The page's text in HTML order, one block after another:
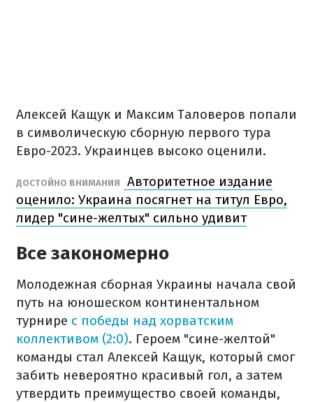
Алексей Кащук и Максим Таловеров попали
в символическую сборную первого тура
Евро-2023. Украинцев высоко оценили.
ДОСТОЙНО ВНИМАНИЯ
Авторитетное издание
оценило: Украина посягнет на титул Евро,
лидер "сине-желтых" сильно удивит
Все закономерно
Молодежная сборная Украины начала свой
путь на юношеском континентальном
турнире с победы над хорватским
коллективом (2:0). Героем "сине-желтой"
команды стал Алексей Кащук, который смог
забить невероятно красивый гол, а затем
утвердить преимущество своей команды,